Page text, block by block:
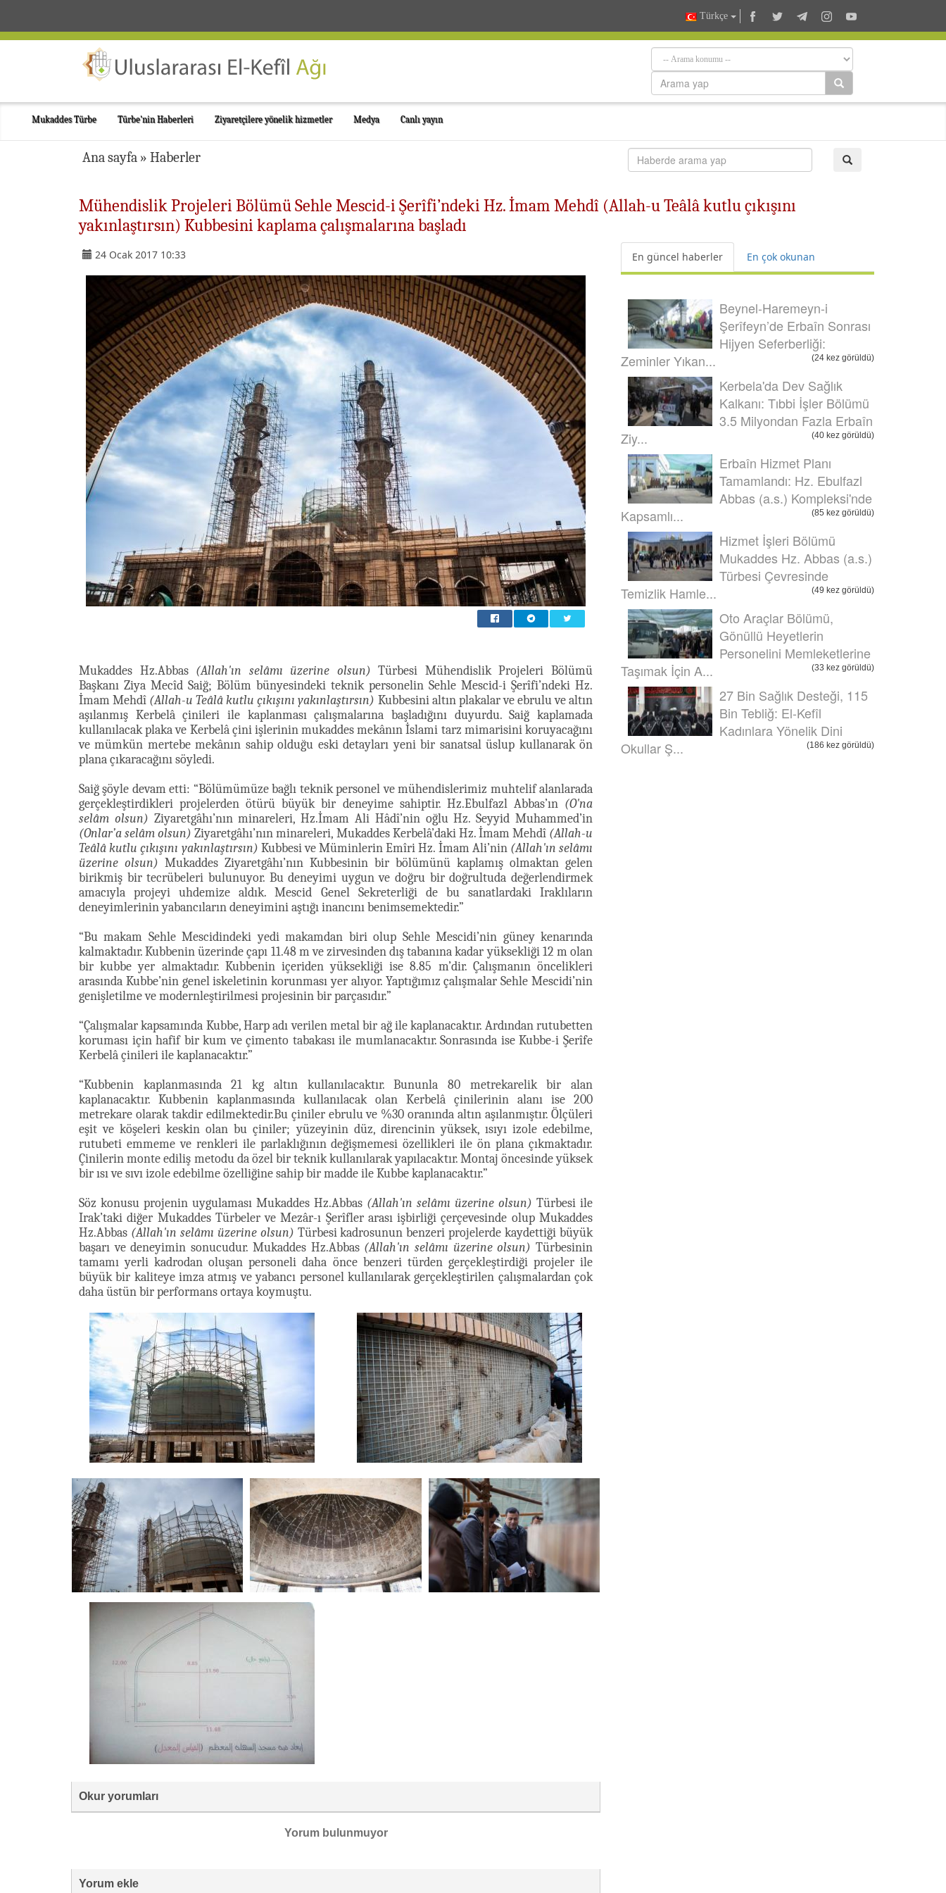
Türkçe
Mukaddes Türbe Türbe'nin Haberleri Ziyaretçilere yönelik hizmetler Medya Canlı yayın
Ana sayfa » Haberler
Mühendislik Projeleri Bölümü Sehle Mescid-i Şerîfi’ndeki Hz. İmam Mehdî (Allah-u Teâlâ kutlu çıkışını
yakınlaştırsın) Kubbesini kaplama çalışmalarına başladı
24 Ocak 2017 10:33
Mukaddes Hz.Abbas (Allah'ın selâmı üzerine olsun) Türbesi Mühendislik Projeleri Bölümü
Başkanı Ziya Mecîd Saiğ; Bölüm bünyesindeki teknik personelin Sehle Mescid-i Şerîfi’ndeki Hz.
İmam Mehdî (Allah-u Teâlâ kutlu çıkışını yakınlaştırsın) Kubbesini altın plakalar ve ebrulu ve altın
aşılanmış Kerbelâ çinileri ile kaplanması çalışmalarına başladığını duyurdu. Saiğ kaplamada
kullanılacak plaka ve Kerbelâ çini işlerinin mukaddes mekânın İslami tarz mimarisini koruyacağını
ve mümkün mertebe mekânın sahip olduğu eski detayları yeni bir sanatsal üslup kullanarak ön
plana çıkaracağını söyledi.
Saiğ şöyle devam etti: “Bölümümüze bağlı teknik personel ve mühendislerimiz muhtelif alanlarada
gerçekleştirdikleri projelerden ötürü büyük bir deneyime sahiptir. Hz.Ebulfazl Abbas’ın (O'na
selâm olsun) Ziyaretgâhı’nın minareleri, Hz.İmam Ali Hâdî’nin oğlu Hz. Seyyid Muhammed’in
(Onlar’a selâm olsun) Ziyaretgâhı’nın minareleri, Mukaddes Kerbelâ’daki Hz. İmam Mehdî (Allah-u
Teâlâ kutlu çıkışını yakınlaştırsın) Kubbesi ve Müminlerin Emîri Hz. İmam Ali’nin (Allah'ın selâmı
üzerine olsun) Mukaddes Ziyaretgâhı’nın Kubbesinin bir bölümünü kaplamış olmaktan gelen
birikmiş bir tecrübeleri bulunuyor. Bu deneyimi uygun ve doğru bir doğrultuda değerlendirmek
amacıyla projeyi uhdemize aldık. Mescid Genel Sekreterliği de bu sanatlardaki Iraklıların
deneyimlerinin yabancıların deneyimini aştığı inancını benimsemektedir.”
“Bu makam Sehle Mescidindeki yedi makamdan biri olup Sehle Mescidi’nin güney kenarında
kalmaktadır. Kubbenin üzerinde çapı 11.48 m ve zirvesinden dış tabanına kadar yüksekliği 12 m olan
bir kubbe yer almaktadır. Kubbenin içeriden yüksekliği ise 8.85 m’dir. Çalışmanın öncelikleri
arasında Kubbe’nin genel iskeletinin korunması yer alıyor. Yaptığımız çalışmalar Sehle Mescidi’nin
genişletilme ve modernleştirilmesi projesinin bir parçasıdır.”
“Çalışmalar kapsamında Kubbe, Harp adı verilen metal bir ağ ile kaplanacaktır. Ardından rutubetten
koruması için hafif bir kum ve çimento tabakası ile mumlanacaktır. Sonrasında ise Kubbe-i Şerîfe
Kerbelâ çinileri ile kaplanacaktır.”
“Kubbenin kaplanmasında 21 kg altın kullanılacaktır. Bununla 80 metrekarelik bir alan
kaplanacaktır. Kubbenin kaplanmasında kullanılacak olan Kerbelâ çinilerinin alanı ise 200
metrekare olarak takdir edilmektedir.Bu çiniler ebrulu ve %30 oranında altın aşılanmıştır. Ölçüleri
eşit ve köşeleri keskin olan bu çiniler; yüzeyinin düz, direncinin yüksek, ısıyı izole edebilme,
rutubeti emmeme ve renkleri ile parlaklığının değişmemesi özellikleri ile ön plana çıkmaktadır.
Çinilerin monte ediliş metodu da özel bir teknik kullanılarak yapılacaktır. Montaj öncesinde yüksek
bir ısı ve sıvı izole edebilme özelliğine sahip bir madde ile Kubbe kaplanacaktır.”
Söz konusu projenin uygulaması Mukaddes Hz.Abbas (Allah'ın selâmı üzerine olsun) Türbesi ile
Irak’taki diğer Mukaddes Türbeler ve Mezâr-ı Şerîfler arası işbirliği çerçevesinde olup Mukaddes
Hz.Abbas (Allah'ın selâmı üzerine olsun) Türbesi kadrosunun benzeri projelerde kaydettiği büyük
başarı ve deneyimin sonucudur. Mukaddes Hz.Abbas (Allah'ın selâmı üzerine olsun) Türbesinin
tamamı yerli kadrodan oluşan personeli daha önce benzeri türden gerçekleştirdiği projeler ile
büyük bir kaliteye imza atmış ve yabancı personel kullanılarak gerçekleştirilen çalışmalardan çok
daha üstün bir performans ortaya koymuştu.
Okur yorumları
Yorum bulunmuyor
Yorum ekle
En güncel haberler En çok okunan
Beynel-Haremeyn-i
Şerîfeyn’de Erbaîn Sonrası
Hijyen Seferberliği:
Zeminler Yıkan...
(24 kez görüldü)
Kerbela'da Dev Sağlık
Kalkanı: Tıbbi İşler Bölümü
3.5 Milyondan Fazla Erbaîn
Ziy...
(40 kez görüldü)
Erbaîn Hizmet Planı
Tamamlandı: Hz. Ebulfazl
Abbas (a.s.) Kompleksi'nde
Kapsamlı...
(85 kez görüldü)
Hizmet İşleri Bölümü
Mukaddes Hz. Abbas (a.s.)
Türbesi Çevresinde
Temizlik Hamle...
(49 kez görüldü)
Oto Araçlar Bölümü,
Gönüllü Heyetlerin
Personelini Memleketlerine
Taşımak İçin A...
(33 kez görüldü)
27 Bin Sağlık Desteği, 115
Bin Tebliğ: El-Kefîl
Kadınlara Yönelik Dini
Okullar Ş...
(186 kez görüldü)